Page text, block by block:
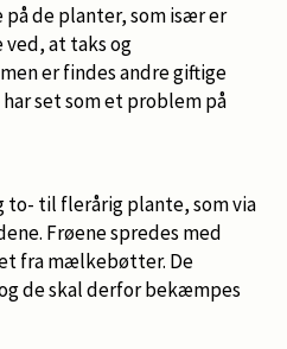
på de planter, som især er
at taks og
er findes andre giftige
set som et problem på
to- til flerårig plante, som via
Frøene spredes med
fra mælkebøtter. De
de skal derfor bekæmpes